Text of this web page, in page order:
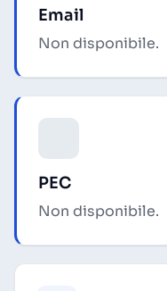
Email
Non disponibile.
PEC
Non disponibile.